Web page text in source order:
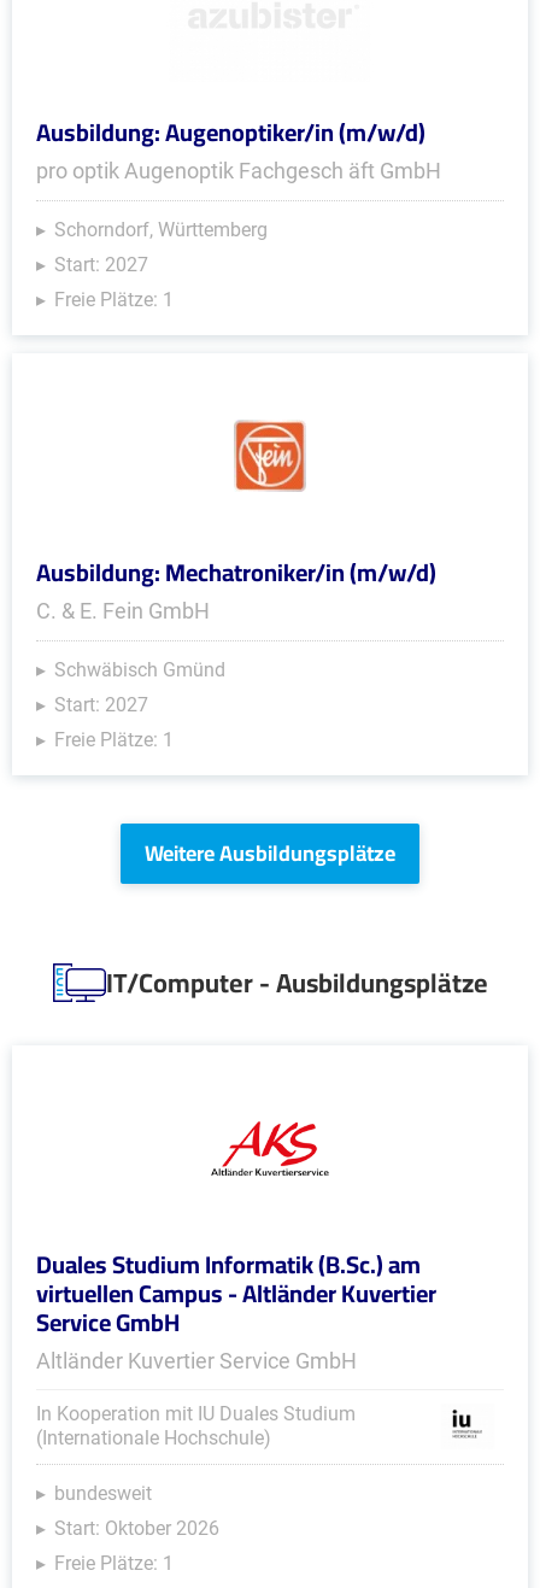
Ausbildung: Augenoptiker/in (m/w/d)
pro optik Augenoptik Fachgesch äft GmbH
Schorndorf, Württemberg
Start: 2027
Freie Plätze: 1
Ausbildung: Mechatroniker/in (m/w/d)
C. & E. Fein GmbH
Schwäbisch Gmünd
Start: 2027
Freie Plätze: 1
Weitere Ausbildungsplätze
IT/Computer - Ausbildungsplätze
Duales Studium Informatik (B.Sc.) am
virtuellen Campus - Altländer Kuvertier
Service GmbH
Altländer Kuvertier Service GmbH
In Kooperation mit IU Duales Studium
(Internationale Hochschule)
bundesweit
Start: Oktober 2026
Freie Plätze: 1